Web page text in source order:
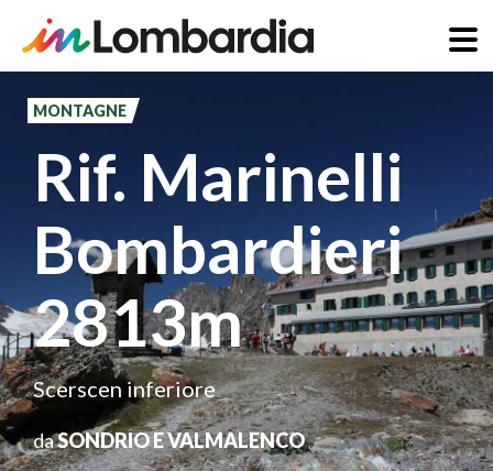
principale
MONTAGNE
Rif. Marinelli
Bombardieri
2813m
Scerscen inferiore
daSONDRIO E VALMALENCO